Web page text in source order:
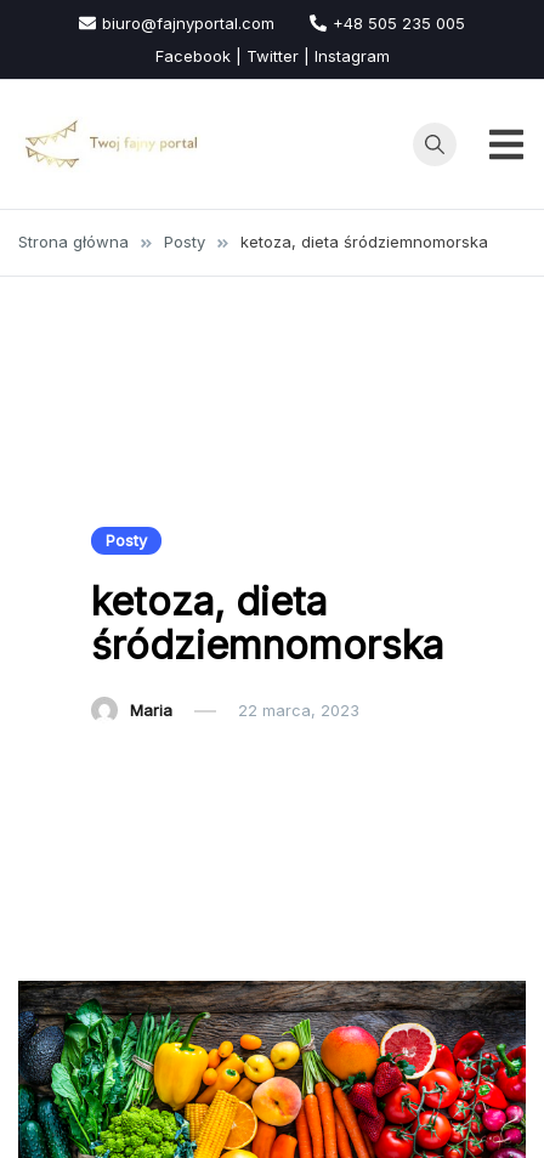
treści
biuro@fajnyportal.com
+48 505 235 005
Facebook | Twitter | Instagram
Strona główna Posty ketoza, dieta śródziemnomorska
Posty
ketoza, dieta
śródziemnomorska
Maria 22 marca, 2023